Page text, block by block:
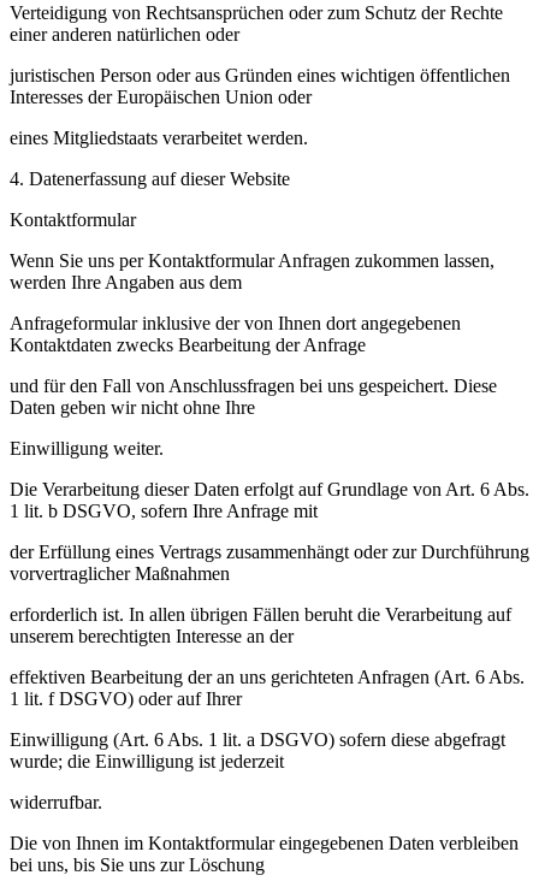
Verteidigung von Rechtsansprüchen oder zum Schutz der Rechte
einer anderen natürlichen oder
juristischen Person oder aus Gründen eines wichtigen öffentlichen
Interesses der Europäischen Union oder
eines Mitgliedstaats verarbeitet werden.
4. Datenerfassung auf dieser Website
Kontaktformular
Wenn Sie uns per Kontaktformular Anfragen zukommen lassen,
werden Ihre Angaben aus dem
Anfrageformular inklusive der von Ihnen dort angegebenen
Kontaktdaten zwecks Bearbeitung der Anfrage
und für den Fall von Anschlussfragen bei uns gespeichert. Diese
Daten geben wir nicht ohne Ihre
Einwilligung weiter.
Die Verarbeitung dieser Daten erfolgt auf Grundlage von Art. 6 Abs.
1 lit. b DSGVO, sofern Ihre Anfrage mit
der Erfüllung eines Vertrags zusammenhängt oder zur Durchführung
vorvertraglicher Maßnahmen
erforderlich ist. In allen übrigen Fällen beruht die Verarbeitung auf
unserem berechtigten Interesse an der
effektiven Bearbeitung der an uns gerichteten Anfragen (Art. 6 Abs.
1 lit. f DSGVO) oder auf Ihrer
Einwilligung (Art. 6 Abs. 1 lit. a DSGVO) sofern diese abgefragt
wurde; die Einwilligung ist jederzeit
widerrufbar.
Die von Ihnen im Kontaktformular eingegebenen Daten verbleiben
bei uns, bis Sie uns zur Löschung